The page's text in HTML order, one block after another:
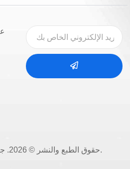
حقوق الطبع والنشر © 2026. جميع الحقوق محفوظة.